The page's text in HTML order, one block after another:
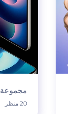
مجموعة
20 منظر